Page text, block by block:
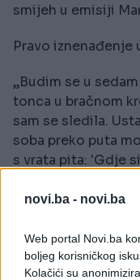
novi.ba - novi.ba
Web portal Novi.ba
boljeg korisničkog
Kolačići su
smijeh u emisiji
Pravo
„Budim se u
tonca u bračnom
sam se sledila.
soba preko puta
s vrata pita: 'Gdje
sobu.
„U dva ujutro